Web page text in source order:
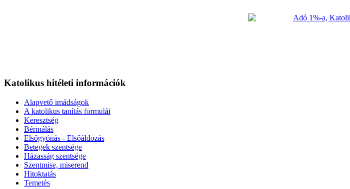
Katolikus hitéleti információk
Alapvető imádságok
A katolikus tanítás formulái
Keresztség
Bérmálás
Elsőgyónás - Elsőáldozás
Betegek szentsége
Házasság szentsége
Szentmise, miserend
Hitoktatás
Temetés